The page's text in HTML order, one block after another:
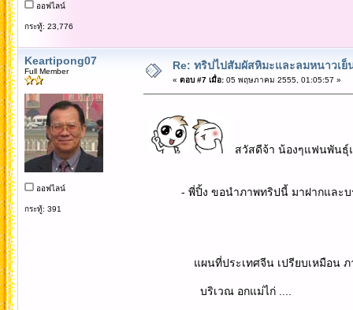
ออฟไลน์
กระทู้: 23,776
Keartipong07
Full Member
ออฟไลน์
กระทู้: 391
Re: ทริปไปสัมผัสหิมะและลมหนาวเย็
« ตอบ #7 เมื่อ:05 พฤษภาคม 2555, 01:05:57 »
สวัสดีจ้า น้องๆแฟนพันธุ์
- พี่ปิ้ง ขอนำภาพทริปนี้ มาฝากและบร
แผนที่ประเทศจีน เปรียบเหมือน ภาพแม่
บริเวณ อกแม่ไก่ ....